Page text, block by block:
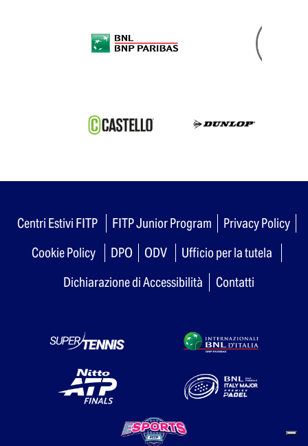
Centri Estivi FITP FITP Junior Program
Privacy Policy
Cookie Policy
DPO ODV
Ufficio per la tutela
Dichiarazione di Accessibilità
Contatti